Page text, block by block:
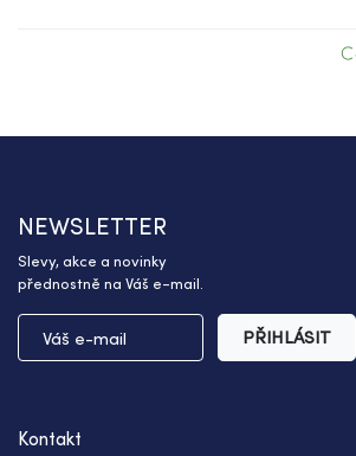
NEWSLETTER
Slevy, akce a novinky
přednostně na Váš e-mail.
PŘIHLÁSIT
Kontakt